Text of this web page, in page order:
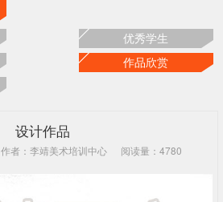
优秀学生
作品欣赏
设计作品
作者：李靖美术培训中心 阅读量：4780